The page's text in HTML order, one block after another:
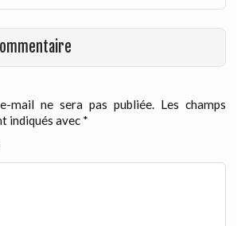
mail ne sera pas publiée. Les champs
indiqués avec *